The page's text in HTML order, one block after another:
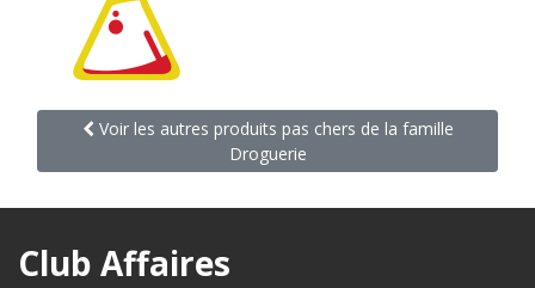
Voir les autres produits pas chers de la famille
Droguerie
Club Affaires